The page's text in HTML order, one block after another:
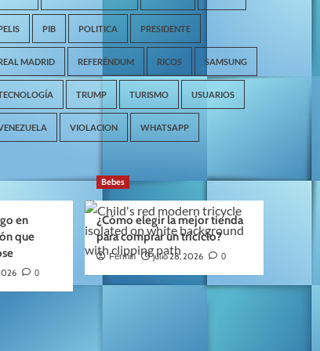
PIB POLITICA PRESIDENTE
MADRID REFERÉNDUM RICOS SAMSUNG
TRUMP TURISMO USUARIOS
VIOLACION WHATSAPP
en
que
0
Bebes
¿Cómo elegir la mejor tienda
para comprar un triciclo?
Fermin julio 28, 2026 0